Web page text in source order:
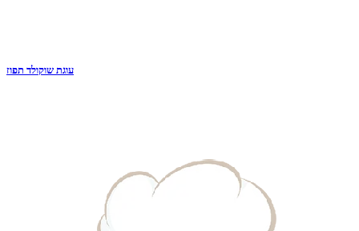
עוגת שוקולד תפוז